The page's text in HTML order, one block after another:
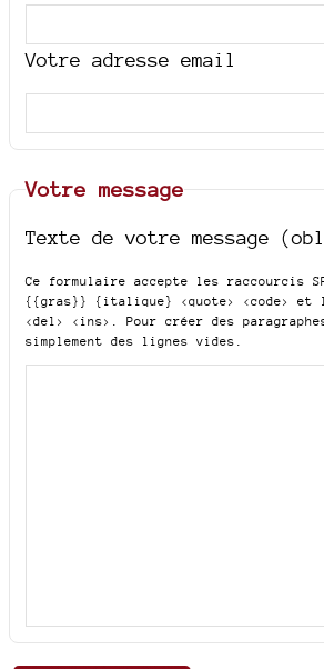
Votre adresse email
Votre message
Texte de votre message
Ce formulaire accepte les raccourcis
{{gras}} {italique} <quote> <code>
et
<del> <ins>
. Pour créer des
simplement des lignes vides.